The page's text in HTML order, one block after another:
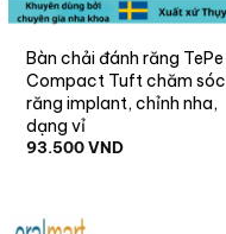
Bàn chải đánh răng TePe
Compact Tuft chăm sóc
răng implant, chỉnh nha,
dạng vỉ
93.500VND